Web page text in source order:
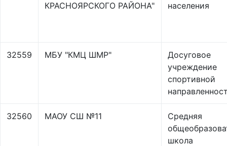
КРАСНОЯРСКОГО РАЙОНА"
населения
32559 МБУ "КМЦ ШМР"
Досуговое
учреждение
спортивной
32560 МАОУ СШ №11
Средняя
школа